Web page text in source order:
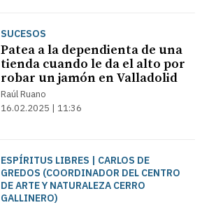
SUCESOS
Patea a la dependienta de una
tienda cuando le da el alto por
robar un jamón en Valladolid
Raúl Ruano
16.02.2025 | 11:36
ESPÍRITUS LIBRES | CARLOS DE
GREDOS (COORDINADOR DEL CENTRO
DE ARTE Y NATURALEZA CERRO
GALLINERO)